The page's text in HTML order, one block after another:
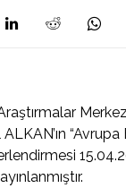
“Avrupa